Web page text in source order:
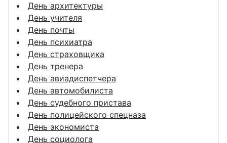
День архитектуры
День учителя
День почты
День психиатра
День страховщика
День тренера
День авиадиспетчера
День автомобилиста
День судебного пристава
День полицейского спецназа
День экономиста
День социолога